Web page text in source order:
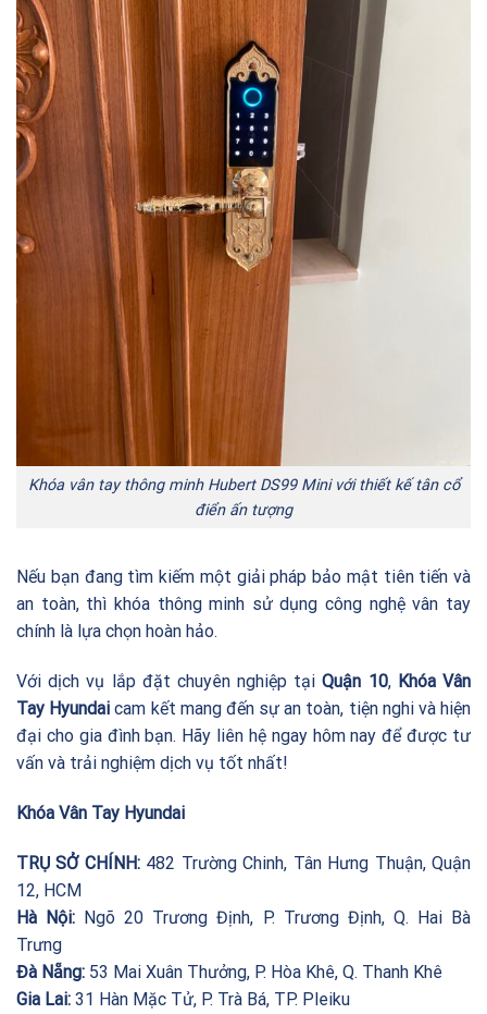
Khóa vân tay thông minh Hubert DS99 Mini với thiết kế tân cổ
điển ấn tượng
Nếu bạn đang tìm kiếm một giải pháp bảo mật tiên tiến và
an toàn, thì khóa thông minh sử dụng công nghệ vân tay
chính là lựa chọn hoàn hảo.
Với dịch vụ lắp đặt chuyên nghiệp tạiQuận 10, Khóa Vân
Tay Hyundai cam kết mang đến sự an toàn, tiện nghi và hiện
đại cho gia đình bạn. Hãy liên hệ ngay hôm nay để được tư
vấn và trải nghiệm dịch vụ tốt nhất!
Khóa Vân Tay Hyundai
TRỤ SỞ CHÍNH:482 Trường Chinh, Tân Hưng Thuận, Quận
12, HCM
Hà Nội: Ngõ 20 Trương Định, P. Trương Định, Q. Hai Bà
Trưng
Đà Nẵng: 53 Mai Xuân Thưởng, P. Hòa Khê, Q. Thanh Khê
Gia Lai: 31 Hàn Mặc Tử, P. Trà Bá, TP. Pleiku